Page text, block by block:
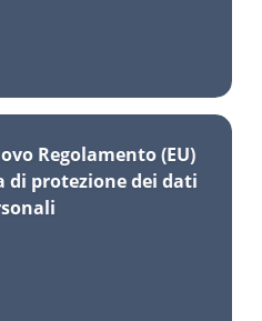
Regolamento (EU)
di protezione dei dati